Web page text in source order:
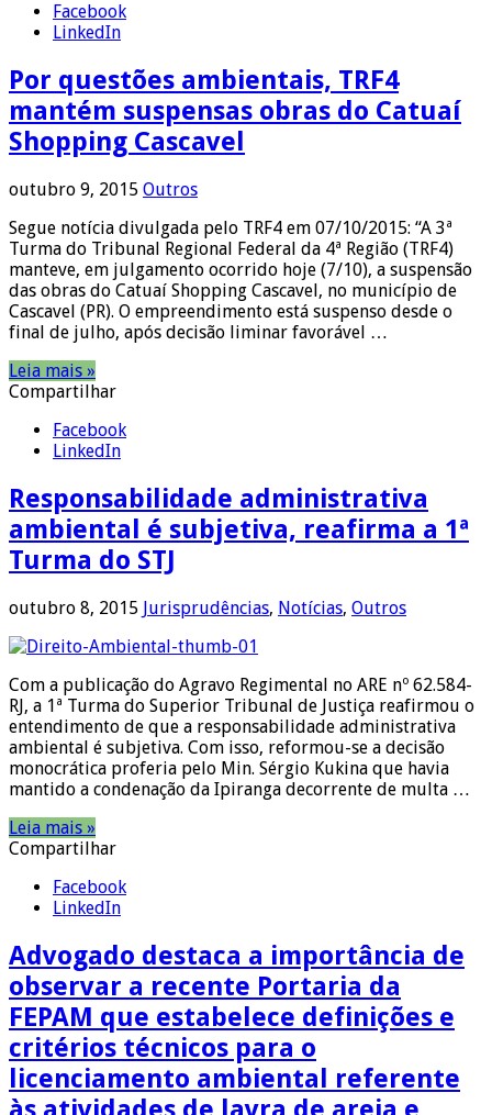
Facebook
LinkedIn
Por questões ambientais, TRF4
mantém suspensas obras do Catuaí
Shopping Cascavel
outubro 9, 2015 Outros
Segue notícia divulgada pelo TRF4 em 07/10/2015: “A 3ª
Turma do Tribunal Regional Federal da 4ª Região (TRF4)
manteve, em julgamento ocorrido hoje (7/10), a suspensão
das obras do Catuaí Shopping Cascavel, no município de
Cascavel (PR). O empreendimento está suspenso desde o
final de julho, após decisão liminar favorável …
Leia mais »
Compartilhar
Facebook
LinkedIn
Responsabilidade administrativa
ambiental é subjetiva, reafirma a 1ª
Turma do STJ
outubro 8, 2015 Jurisprudências, Notícias, Outros
Com a publicação do Agravo Regimental no ARE nº 62.584-
RJ, a 1ª Turma do Superior Tribunal de Justiça reafirmou o
entendimento de que a responsabilidade administrativa
ambiental é subjetiva. Com isso, reformou-se a decisão
monocrática proferia pelo Min. Sérgio Kukina que havia
mantido a condenação da Ipiranga decorrente de multa …
Leia mais »
Compartilhar
Facebook
LinkedIn
Advogado destaca a importância de
observar a recente Portaria da
FEPAM que estabelece definições e
critérios técnicos para o
licenciamento ambiental referente